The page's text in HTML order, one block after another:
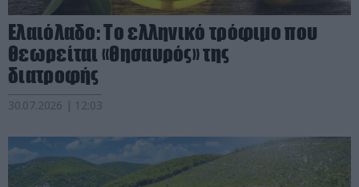
Ελαιόλαδο: Το ελληνικό τρόφιμο που
θεωρείται «θησαυρός» της
διατροφής
30.07.2026 | 12:03